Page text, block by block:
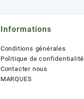
Informations
Conditions générales
Politique de confidentialité
Contacter nous
MARQUES